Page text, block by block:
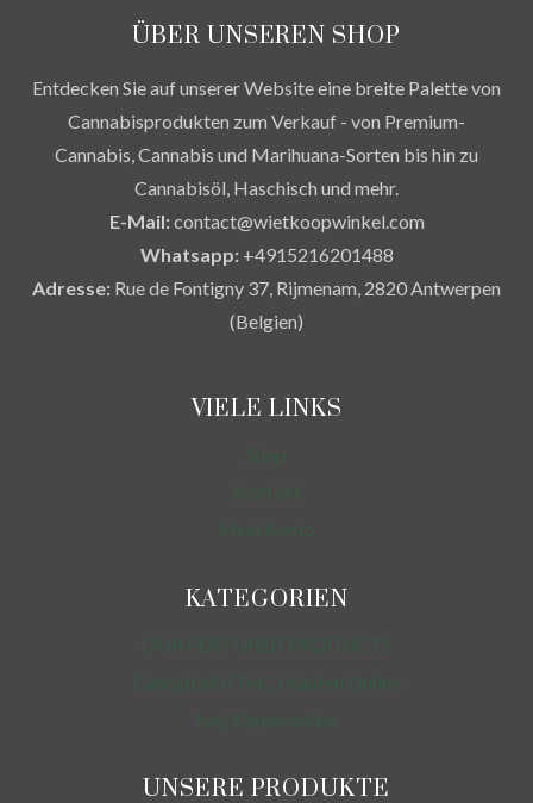
ÜBER UNSEREN SHOP
Entdecken Sie auf unserer Website eine breite Palette von
Cannabisprodukten zum Verkauf - von Premium-
Cannabis, Cannabis und Marihuana-Sorten bis hin zu
Cannabisöl, Haschisch und mehr.
E-Mail:contact@wietkoopwinkel.com
Whatsapp:+4915216201488
Adresse: Rue de Fontigny 37, Rijmenam, 2820 Antwerpen
(Belgien)
VIELE LINKS
KATEGORIEN
UNSERE PRODUKTE